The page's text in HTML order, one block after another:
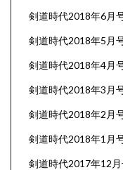
剣道時代2018年6月
剣道時代2018年5月
剣道時代2018年4月
剣道時代2018年3月
剣道時代2018年2月
剣道時代2018年1月
剣道時代2017年12